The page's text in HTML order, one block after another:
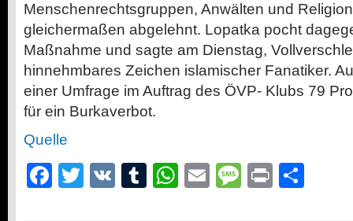
Menschenrechtsgruppen, Anwälten und
gleichermaßen abgelehnt. Lopatka pocht
Maßnahme und sagte am Dienstag,
hinnehmbares Zeichen islamischer Fanatiker.
einer Umfrage im Auftrag des ÖVP- Klubs 79
für ein Burkaverbot.
Quelle
Facebook
Twitter
VK Tumblr
WhatsApp
EmailMessage
Print